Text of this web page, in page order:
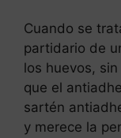
Cuando se
partidario de
los huevos,
que el
sartén
y merece la